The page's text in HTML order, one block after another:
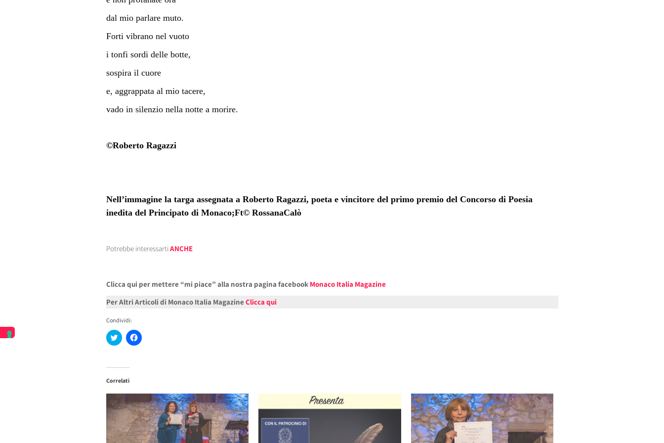
dal mio parlare muto.
Forti vibrano nel vuoto
i tonfi sordi delle botte,
sospira il cuore
e, aggrappata al mio tacere,
vado in silenzio nella notte a morire.
©Roberto Ragazzi
Nell’immagine la targa assegnata a Roberto Ragazzi, poeta e vincitore del primo premio del Concorso di Poesia
inedita del Principato di Monaco;Ft© RossanaCalò
Potrebbe interessartiANCHE
Clicca qui per mettere “mi piace” alla nostra pagina facebook Monaco Italia Magazine
Per Altri Articoli di Monaco Italia Magazine Clicca qui
Condividi:
Fai
clic
su
(Si
in
nuova
finestra)
Fai
clic
una
nuova
finestra)
Correlati